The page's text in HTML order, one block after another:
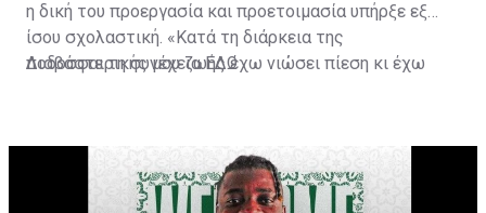
η δική του προεργασία και προετοιμασία υπήρξε εξ
ίσου σχολαστική. «Κατά τη διάρκεια της
ποδοσφαιρικής μου ζωής έχω νιώσει πίεση κι έχω
31χρονος άσος.
Διαβάστε τη συνέχειαΕΔΩ